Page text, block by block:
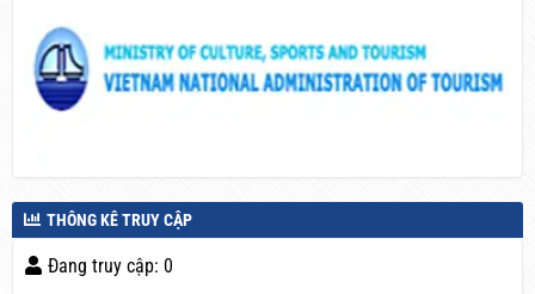
THÔNG KÊ TRUY CẬP
Đang truy cập: 0